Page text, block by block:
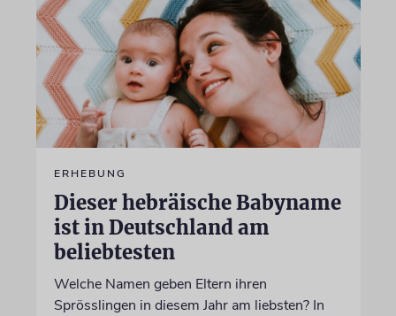
ERHEBUNG
Dieser hebräische Babyname
ist in Deutschland am
beliebtesten
Welche Namen geben Eltern ihren
Sprösslingen in diesem Jahr am liebsten? In